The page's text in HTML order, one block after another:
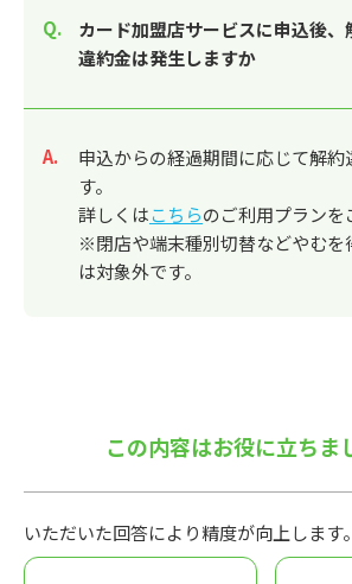
カード加盟店サービスに申込後、
違約金は発生しますか
回答
申込からの経過期間に応じて解約
す。
詳しくはこちらのご利用プランを
※閉店や端末種別切替などやむを
は対象外です。
この内容はお役に立ちま
いただいた回答により精度が向上します。